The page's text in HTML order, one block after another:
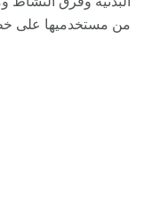
من مستخدميها على